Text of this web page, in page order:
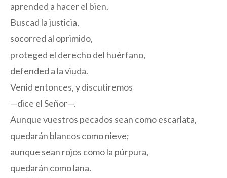
aprended a hacer el bien.
Buscad la justicia,
socorred al oprimido,
proteged el derecho del huérfano,
defended a la viuda.
Venid entonces, y discutiremos
—dice el Señor—.
Aunque vuestros pecados sean como escarlata,
quedarán blancos como nieve;
aunque sean rojos como la púrpura,
quedarán como lana.